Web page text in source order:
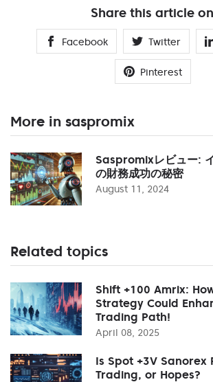
Share this article
Facebook Twitter
Pinterest
More in saspromix
Saspromixレビュー:
の財務成功の秘密
August 11, 2024
Related topics
Shift +100 Amrix:
Strategy Could
Trading Path!
April 08, 2025
Is Spot +3V Sanorex
Trading, or Hopes?